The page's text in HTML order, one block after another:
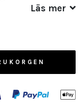
Läs mer